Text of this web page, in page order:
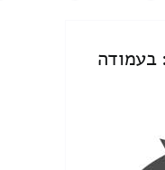
בעמודה